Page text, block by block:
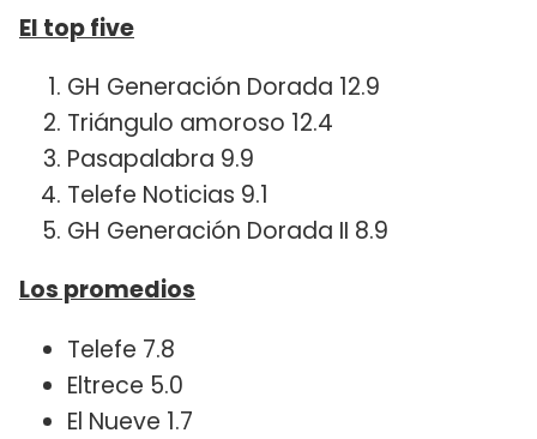
El top five
GH Generación Dorada 12.9
Triángulo amoroso 12.4
Pasapalabra 9.9
Telefe Noticias 9.1
GH Generación Dorada II 8.9
Los promedios
Telefe 7.8
Eltrece 5.0
El Nueve 1.7